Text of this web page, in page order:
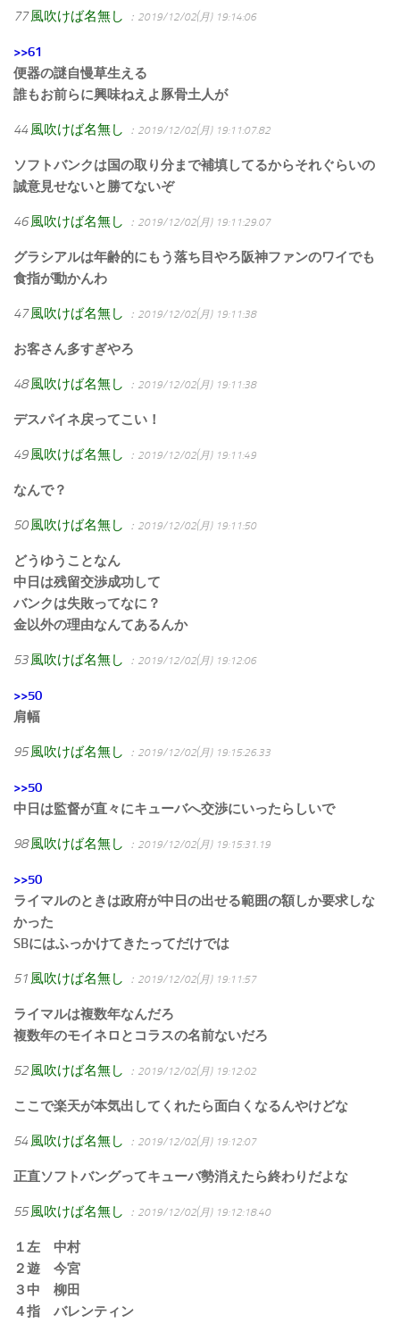
77 風吹けば名無し ：2019/12/02(月) 19:14:06
>>61
便器の謎自慢草生える
誰もお前らに興味ねえよ豚骨土人が
44 風吹けば名無し ：2019/12/02(月) 19:11:07.82
ソフトバンクは国の取り分まで補填してるからそれぐらいの
誠意見せないと勝てないぞ
46 風吹けば名無し ：2019/12/02(月) 19:11:29.07
グラシアルは年齢的にもう落ち目やろ阪神ファンのワイでも
食指が動かんわ
47 風吹けば名無し ：2019/12/02(月) 19:11:38
お客さん多すぎやろ
48 風吹けば名無し ：2019/12/02(月) 19:11:38
デスパイネ戻ってこい！
49 風吹けば名無し ：2019/12/02(月) 19:11:49
なんで？
50 風吹けば名無し ：2019/12/02(月) 19:11:50
どうゆうことなん
中日は残留交渉成功して
バンクは失敗ってなに？
金以外の理由なんてあるんか
53 風吹けば名無し ：2019/12/02(月) 19:12:06
>>50
肩幅
95 風吹けば名無し ：2019/12/02(月) 19:15:26.33
>>50
中日は監督が直々にキューバへ交渉にいったらしいで
98 風吹けば名無し ：2019/12/02(月) 19:15:31.19
>>50
ライマルのときは政府が中日の出せる範囲の額しか要求しな
かった
SBにはふっかけてきたってだけでは
51 風吹けば名無し ：2019/12/02(月) 19:11:57
ライマルは複数年なんだろ
複数年のモイネロとコラスの名前ないだろ
52 風吹けば名無し ：2019/12/02(月) 19:12:02
ここで楽天が本気出してくれたら面白くなるんやけどな
54 風吹けば名無し ：2019/12/02(月) 19:12:07
正直ソフトバングってキューバ勢消えたら終わりだよな
55 風吹けば名無し ：2019/12/02(月) 19:12:18.40
１左 中村
２遊 今宮
３中 柳田
４指 バレンティン